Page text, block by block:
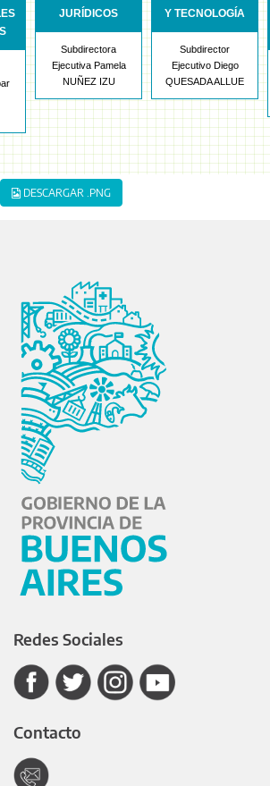
JURÍDICOS
Subdirectora
Ejecutiva Pamela
NUÑEZ IZU
Y TECNOLOGÍA
Subdirector
Ejecutivo Diego
QUESADA ALLUE
DESCARGAR .PNG
Redes Sociales
Contacto